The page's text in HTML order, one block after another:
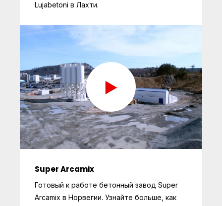
Lujabetoni в Лахти.
Super Arcamix
Готовый к работе бетонный завод Super
Arcamix в Норвегии. Узнайте больше, как